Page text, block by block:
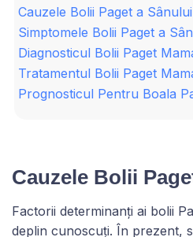
Cauzele Bolii Paget a Sânului
Simptomele Bolii Paget a
Diagnosticul Bolii Paget
Tratamentul Bolii Paget
Prognosticul Pentru Boala
Cauzele Bolii
Factorii determinanți ai bolii
deplin cunoscuți. În prezent,